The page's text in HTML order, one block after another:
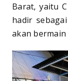
Barat, yaitu
hadir
akan bermain